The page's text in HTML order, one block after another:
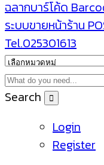
Search
Login
Register